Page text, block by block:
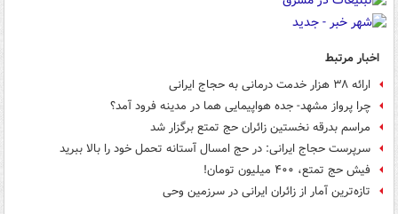
اخبار مرتبط
ارائه ۳۸ هزار خدمت درمانی به حجاج ایرانی
چرا پرواز مشهد- جده هواپیمایی هما در مدینه فرود آمد؟
مراسم بدرقه نخستین زائران حج تمتع برگزار شد
سرپرست حجاج ایرانی: در حج امسال آستانه تحمل خود را بالا ببرید
فیش حج تمتع، ۴۰۰ میلیون تومان!
تازه‌ترین آمار از زائران ایرانی در سرزمین وحی